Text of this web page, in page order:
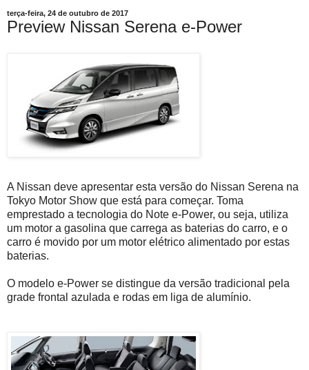
terça-feira, 24 de outubro de 2017
Preview Nissan Serena e-Power
A Nissan deve apresentar esta versão do Nissan Serena na
Tokyo Motor Show que está para começar. Toma
emprestado a tecnologia do Note e-Power, ou seja, utiliza
um motor a gasolina que carrega as baterias do carro, e o
carro é movido por um motor elétrico alimentado por estas
baterias.
O modelo e-Power se distingue da versão tradicional pela
grade frontal azulada e rodas em liga de alumínio.